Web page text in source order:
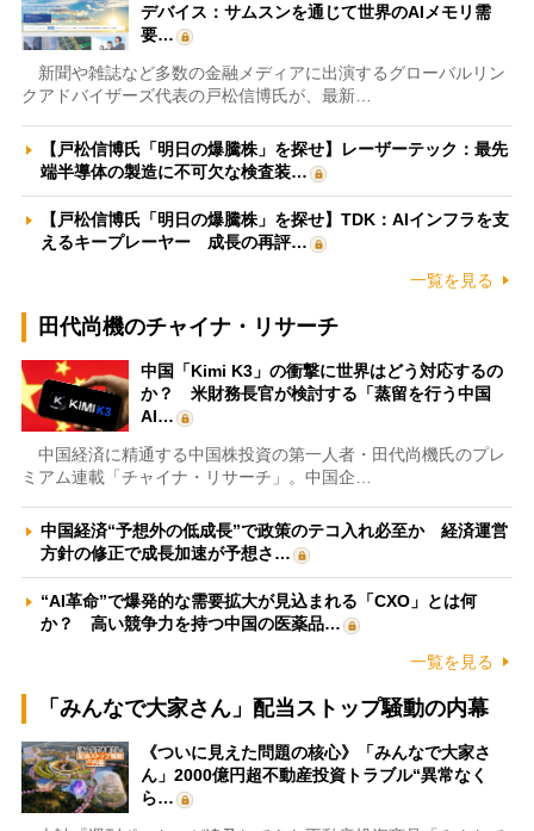
デバイス：サムスンを通じて世界のAIメモリ需
要…
新聞や雑誌など多数の金融メディアに出演するグローバルリン
クアドバイザーズ代表の戸松信博氏が、最新…
【戸松信博氏「明日の爆騰株」を探せ】レーザーテック：最先
端半導体の製造に不可欠な検査装…
【戸松信博氏「明日の爆騰株」を探せ】TDK：AIインフラを支
えるキープレーヤー 成長の再評…
一覧を見る
田代尚機のチャイナ・リサーチ
中国「Kimi K3」の衝撃に世界はどう対応するの
か？ 米財務長官が検討する「蒸留を行う中国
AI…
中国経済に精通する中国株投資の第一人者・田代尚機氏のプレ
ミアム連載「チャイナ・リサーチ」。中国企…
中国経済“予想外の低成長”で政策のテコ入れ必至か 経済運営
方針の修正で成長加速が予想さ…
“AI革命”で爆発的な需要拡大が見込まれる「CXO」とは何
か？ 高い競争力を持つ中国の医薬品…
一覧を見る
「みんなで大家さん」配当ストップ騒動の内幕
《ついに見えた問題の核心》「みんなで大家さ
ん」2000億円超不動産投資トラブル“異常なく
ら…